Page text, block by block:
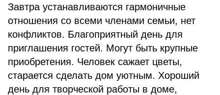
Завтра устанавливаются гармоничные
отношения со всеми членами семьи, нет
конфликтов. Благоприятный день для
приглашения гостей. Могут быть крупные
приобретения. Человек сажает цветы,
старается сделать дом уютным. Хороший
день для творческой работы в доме,